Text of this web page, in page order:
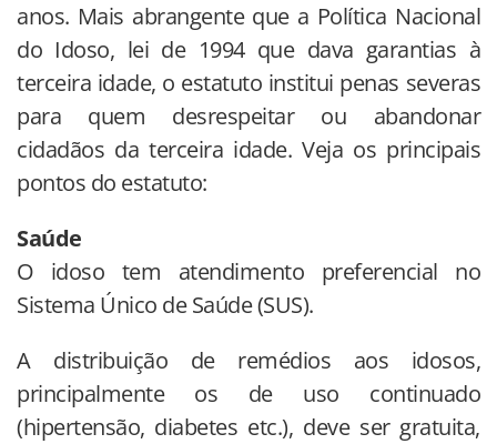
anos. Mais abrangente que a Política Nacional
do Idoso, lei de 1994 que dava garantias à
terceira idade, o estatuto institui penas severas
para quem desrespeitar ou abandonar
cidadãos da terceira idade. Veja os principais
pontos do estatuto:
Saúde
O idoso tem atendimento preferencial no
Sistema Único de Saúde (SUS).
A distribuição de remédios aos idosos,
principalmente os de uso continuado
(hipertensão, diabetes etc.), deve ser gratuita,